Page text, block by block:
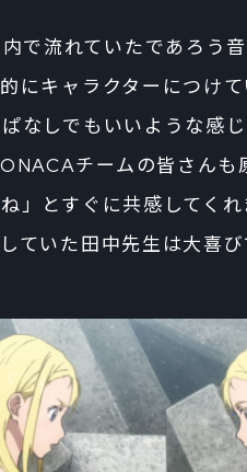
内で流れていたであろう
にキャラクターにつけ
なしでもいいような感
チームの皆さんも
ね」とすぐに共感してく
ていた田中先生は大喜び